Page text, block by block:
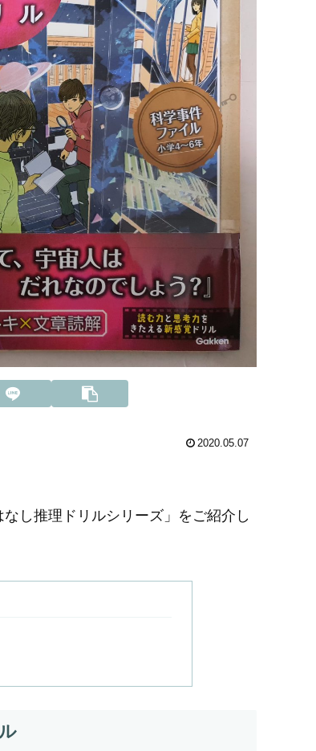
2020.05.07
し推理ドリルシリーズ」をご紹介し